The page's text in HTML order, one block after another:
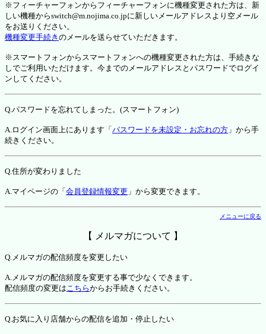
※フィーチャーフォンからフィーチャーフォンに機種変更された方は、新
しい機種からswitch@m.nojima.co.jpに新しいメールアドレスより空メール
をお送りください。
機種変更手続き のメールを送らせていただきます。
※スマートフォンからスマートフォンへの機種変更された方は、手続きな
しでご利用いただけます。今までのメールアドレスとパスワードでログイ
ンしてください。
Q.パスワードを忘れてしまった。(スマートフォン)
A.ログイン画面上にあります「 パスワードを未設定・お忘れの方 」から手
続きください。
Q.住所が変わりました
A.マイページの「 会員登録情報変更 」から変更できます。
メニューに戻る
【 メルマガについて 】
Q.メルマガの配信頻度を変更したい
A.メルマガの配信頻度を変更する事で少なくできます。
配信頻度の変更はこちらからお手続きください。
Q.お気に入り店舗からの配信を追加・停止したい